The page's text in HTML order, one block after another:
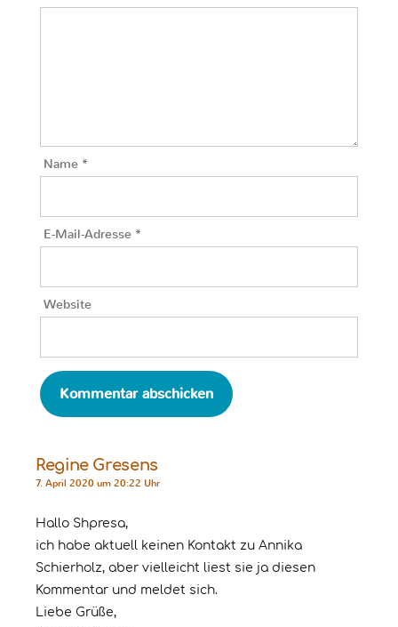
Name *
E-Mail-Adresse *
Website
Regine Gresens
7. April 2020 um 20:22 Uhr
Hallo Shpresa,
ich habe aktuell keinen Kontakt zu Annika
Schierholz, aber vielleicht liest sie ja diesen
Kommentar und meldet sich.
Liebe Grüße,